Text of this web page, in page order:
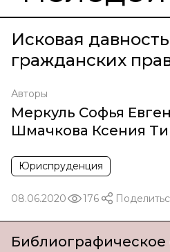
Исковая
гражданских
Авторы
Меркуль Софья
Шмачкова Ксения
Юриспруденция
08.06.2020 176
Библиографическое